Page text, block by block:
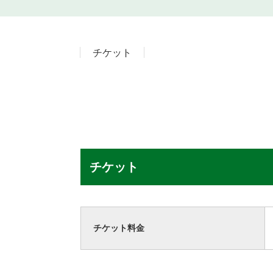
チケット
チケット
チケット料金